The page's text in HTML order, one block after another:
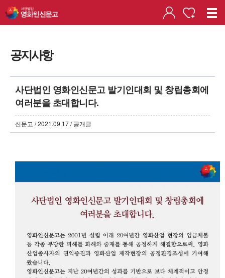
공지사항
사단법인 영화인신문고 발기인대회 및 창립총회에
여러분을 초대합니다.
신문고 / 2021.09.17 / 공개글